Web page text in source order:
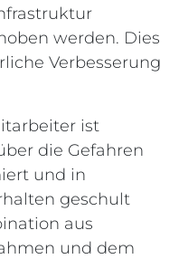
werden. Dies
Verbesserung
ist
die Gefahren
und in
geschult
aus
und dem